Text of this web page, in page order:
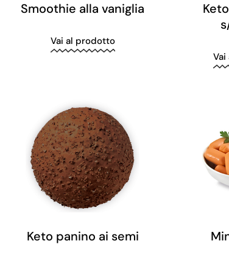
Smoothie alla vaniglia
Vai al prodotto
Keto panino ai semi